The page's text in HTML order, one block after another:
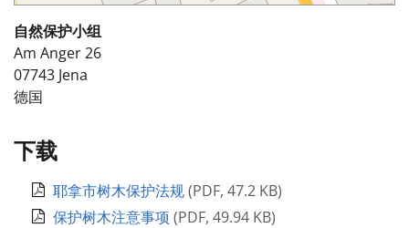
自然保护小组
Am Anger 26
07743 Jena
德国
下载
耶拿市树木保护法规(PDF, 47.2 KB)
保护树木注意事项 (PDF, 49.94 KB)